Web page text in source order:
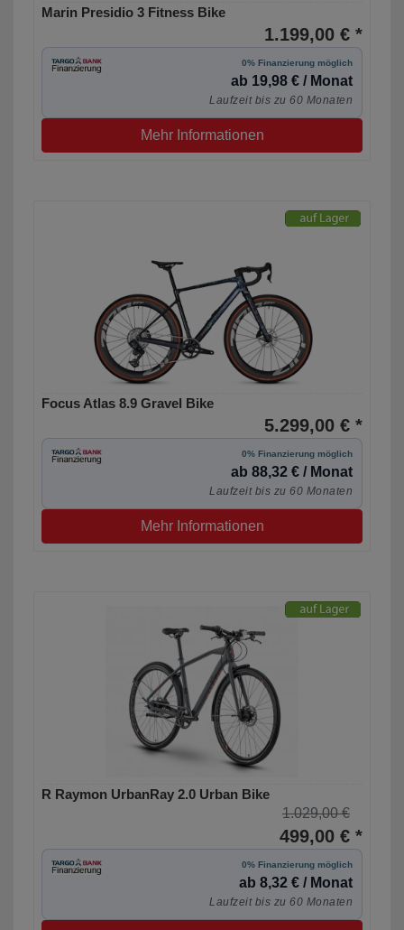
Marin Presidio 3 Fitness Bike
1.199,00 € *
0% Finanzierung möglich
ab 19,98 € / Monat
Laufzeit bis zu 60 Monaten
Mehr Informationen
Focus Atlas 8.9 Gravel Bike
5.299,00 € *
0% Finanzierung möglich
ab 88,32 € / Monat
Laufzeit bis zu 60 Monaten
Mehr Informationen
R Raymon UrbanRay 2.0 Urban Bike
1.029,00 €
499,00 € *
0% Finanzierung möglich
ab 8,32 € / Monat
Laufzeit bis zu 60 Monaten